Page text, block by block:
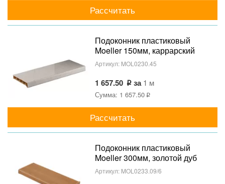
Рассчитать
Подоконник пластиковый
Moeller 150мм, каррарский
мрамор глянцевый
Артикул: MOL0230.45
1 657.50 за1 м
Сумма: 1 657.50
Рассчитать
Подоконник пластиковый
Moeller 300мм, золотой дуб
матовый
Артикул: MOL0233.09/6